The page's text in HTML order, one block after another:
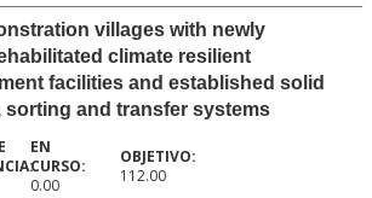
villages with newly
climate resilient
facilities and established solid
sorting and transfer systems
0.00 112.00